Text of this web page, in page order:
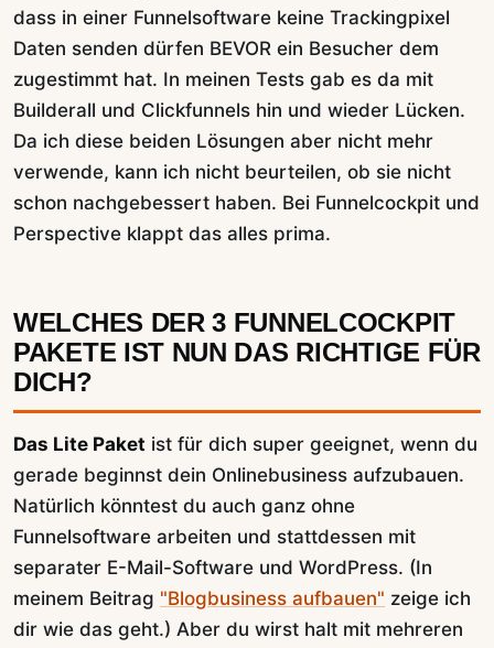
dass in einer Funnelsoftware keine Trackingpixel
Daten senden dürfen BEVOR ein Besucher dem
zugestimmt hat. In meinen Tests gab es da mit
Builderall und Clickfunnels hin und wieder Lücken.
Da ich diese beiden Lösungen aber nicht mehr
verwende, kann ich nicht beurteilen, ob sie nicht
schon nachgebessert haben. Bei Funnelcockpit und
Perspective klappt das alles prima.
WELCHES DER 3 FUNNELCOCKPIT
PAKETE IST NUN DAS RICHTIGE FÜR
DICH?
Das Lite Paket ist für dich super geeignet, wenn du
gerade beginnst dein Onlinebusiness aufzubauen.
Natürlich könntest du auch ganz ohne
Funnelsoftware arbeiten und stattdessen mit
separater E-Mail-Software und WordPress. (In
meinem Beitrag "Blogbusiness aufbauen" zeige ich
dir wie das geht.) Aber du wirst halt mit mehreren